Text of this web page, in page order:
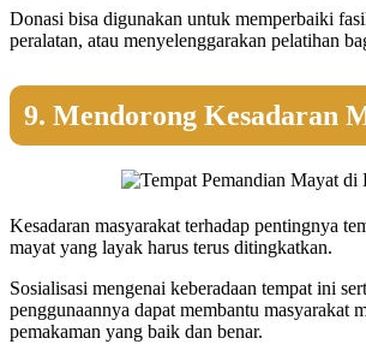
Donasi bisa digunakan untuk memperbaiki
peralatan, atau menyelenggarakan pelatihan
9. Mendorong Kesadaran
Kesadaran masyarakat terhadap pentingnya
mayat yang layak harus terus ditingkatkan.
Sosialisasi mengenai keberadaan tempat ini
penggunaannya dapat membantu masyarakat
pemakaman yang baik dan benar.